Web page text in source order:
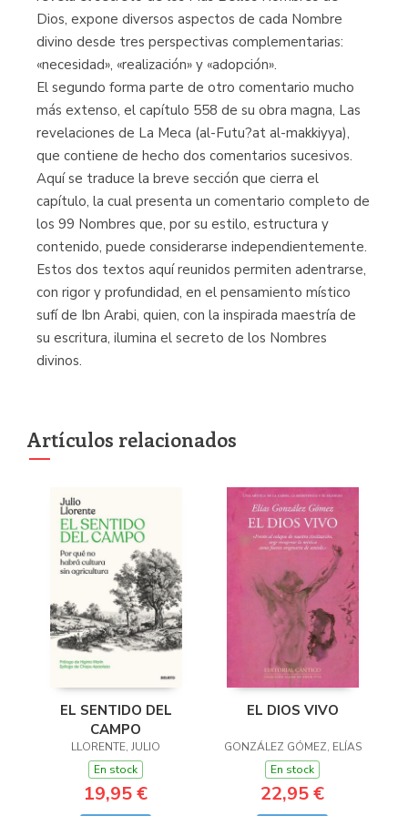
Dios, expone diversos aspectos de cada Nombre
divino desde tres perspectivas complementarias:
«necesidad», «realización» y «adopción».
El segundo forma parte de otro comentario mucho
más extenso, el capítulo 558 de su obra magna, Las
revelaciones de La Meca (al-Futu?at al-makkiyya),
que contiene de hecho dos comentarios sucesivos.
Aquí se traduce la breve sección que cierra el
capítulo, la cual presenta un comentario completo de
los 99 Nombres que, por su estilo, estructura y
contenido, puede considerarse independientemente.
Estos dos textos aquí reunidos permiten adentrarse,
con rigor y profundidad, en el pensamiento místico
sufí de Ibn Arabi, quien, con la inspirada maestría de
su escritura, ilumina el secreto de los Nombres
divinos.
Artículos relacionados
EL SENTIDO DEL
CAMPO
LLORENTE, JULIO
En stock
19,95 €
EL DIOS VIVO
GONZÁLEZ GÓMEZ, ELÍAS
En stock
22,95 €